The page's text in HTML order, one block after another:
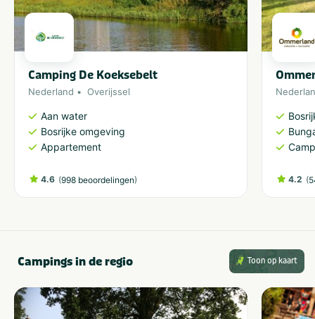
Camping De Koeksebelt
Nederland Overijssel
Aan water
Bosrijke omgeving
Appartement
4.6 (998 beoordelingen) 4.2 (
Campings in de regio Toon op kaart